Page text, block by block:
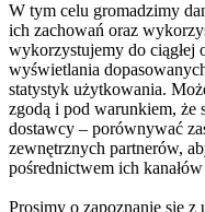
W tym celu gromadzimy
ich zachowań oraz
wykorzystujemy do ciągłej
wyświetlania
statystyk użytkowania.
zgodą i pod warunkiem, że
dostawcy – porównywać
zewnętrznych partnerów,
pośrednictwem ich
Prosimy o zapoznanie się z